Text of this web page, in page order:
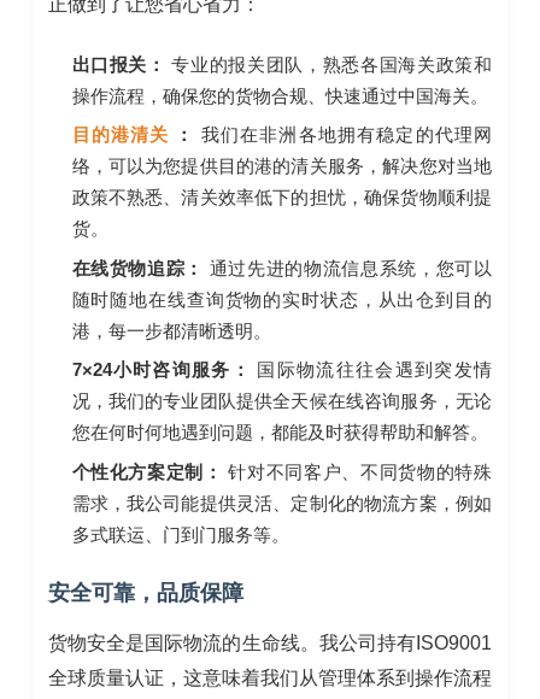
出口报关：专业的报关团队，熟悉各国海关政策和
操作流程，确保您的货物合规、快速通过中国海关。
目的港清关 ： 我们在非洲各地拥有稳定的代理网
络，可以为您提供目的港的清关服务，解决您对当地
政策不熟悉、清关效率低下的担忧，确保货物顺利提
货。
在线货物追踪： 通过先进的物流信息系统，您可以
随时随地在线查询货物的实时状态，从出仓到目的
港，每一步都清晰透明。
7×24小时咨询服务：
国际物流往往会遇到突发情
况，我们的专业团队提供全天候在线咨询服务，无论
您在何时何地遇到问题，都能及时获得帮助和解答。
个性化方案定制：针对不同客户、不同货物的特殊
需求，我公司能提供灵活、定制化的物流方案，例如
多式联运、门到门服务等。
安全可靠，品质保障
货物安全是国际物流的生命线。我公司持有ISO9001
全球质量认证，这意味着我们从管理体系到操作流程